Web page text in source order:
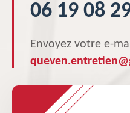
06 19 08
Envoyez votre e-